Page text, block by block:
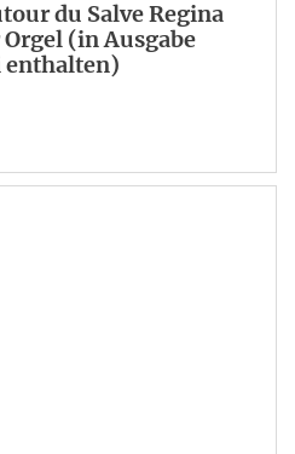
du Salve Regina
(in Ausgabe
enthalten)